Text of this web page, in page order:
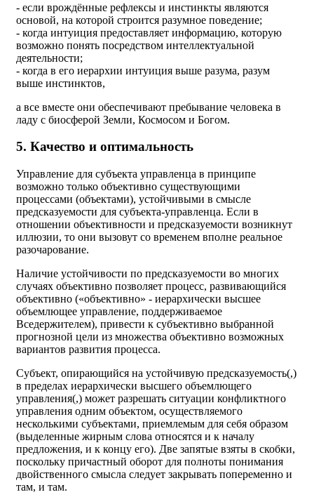
- если врождённые рефлексы и инстинкты являются
основой, на которой строится разумное поведение;
- когда интуиция предоставляет информацию, которую
возможно понять посредством интеллектуальной
деятельности;
- когда в его иерархии интуиция выше разума, разум
выше инстинктов,
а все вместе они обеспечивают пребывание человека в
ладу с биосферой Земли, Космосом и Богом.
5. Качество и оптимальность
Управление для субъекта управленца в принципе
возможно только объективно существующими
процессами (объектами), устойчивыми в смысле
предсказуемости для субъекта-управленца. Если в
отношении объективности и предсказуемости возникнут
иллюзии, то они вызовут со временем вполне реальное
разочарование.
Наличие устойчивости по предсказуемости во многих
случаях объективно позволяет процесс, развивающийся
объективно («объективно» - иерархически высшее
объемлющее управление, поддерживаемое
Вседержителем), привести к субъективно выбранной
прогнозной цели из множества объективно возможных
вариантов развития процесса.
Субъект, опирающийся на устойчивую предсказуемость(,)
в пределах иерархически высшего объемлющего
управления(,) может разрешать ситуации конфликтного
управления одним объектом, осуществляемого
несколькими субъектами, приемлемым для себя образом
(выделенные жирным слова относятся и к началу
предложения, и к концу его). Две запятые взяты в скобки,
поскольку причастный оборот для полноты понимания
двойственного смысла следует закрывать попеременно и
там, и там.